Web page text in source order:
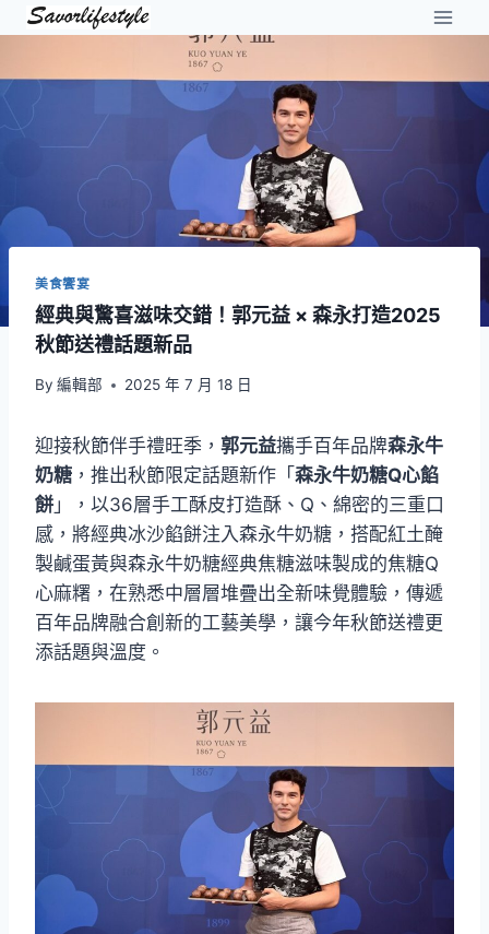
Skip
content
美食饗宴
經典與驚喜滋味交錯！郭元益 × 森永打造2025
秋節送禮話題新品
By 編輯部 2025 年 7 月 18 日
迎接秋節伴手禮旺季， 郭元益攜手百年品牌森永牛
奶糖 ，推出秋節限定話題新作「 森永牛奶糖Q心餡
餅 」，以36層手工酥皮打造酥、Q、綿密的三重口
感，將經典冰沙餡餅注入森永牛奶糖，搭配紅土醃
製鹹蛋黃與森永牛奶糖經典焦糖滋味製成的焦糖Q
心麻糬，在熟悉中層層堆疊出全新味覺體驗，傳遞
百年品牌融合創新的工藝美學，讓今年秋節送禮更
添話題與溫度。